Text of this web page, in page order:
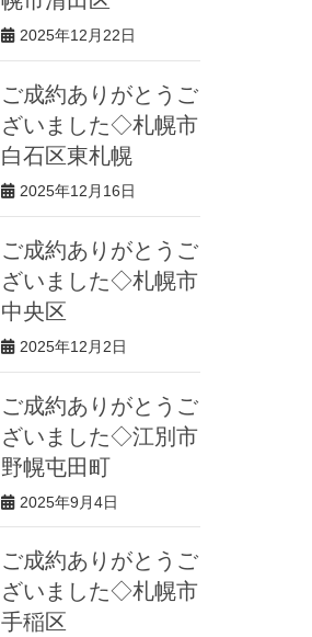
2025年12月22日
ご成約ありがとうご
ざいました◇札幌市
白石区東札幌
2025年12月16日
ご成約ありがとうご
ざいました◇札幌市
中央区
2025年12月2日
ご成約ありがとうご
ざいました◇江別市
野幌屯田町
2025年9月4日
ご成約ありがとうご
ざいました◇札幌市
手稲区